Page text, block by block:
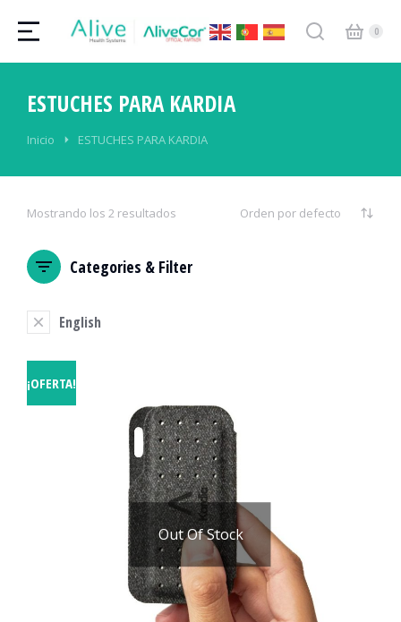
ESTUCHES PARA KARDIA
Estás aquí:
Inicio ESTUCHES PARA KARDIA
Mostrando los 2 resultados
Categories & Filter
English
¡OFERTA!
Out Of Stock